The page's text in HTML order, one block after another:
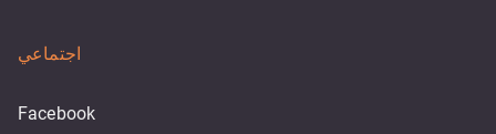
اجتماعي
Facebook